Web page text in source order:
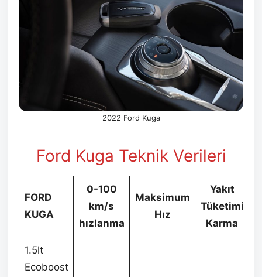
2022 Ford Kuga
Ford Kuga Teknik Verileri
FORD
KUGA
0-100
km/s
hızlanma
Maksimum
Hız
Yakıt
Tüketimi
Karma
1.5lt
Ecoboost